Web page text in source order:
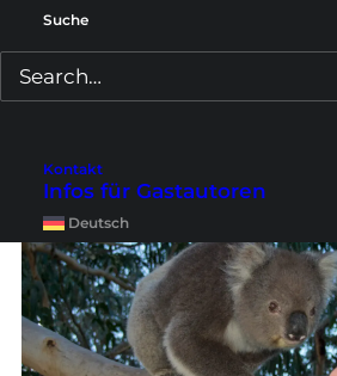
Suche
Kontakt
Infos für Gastautoren
Deutsch
Koalas sind faul? Das hat der hier wohl